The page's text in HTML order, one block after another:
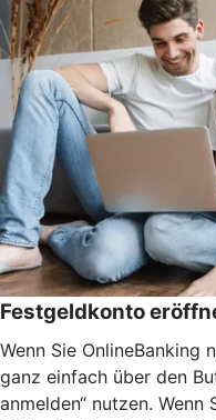
Festgeldkonto
Wenn Sie OnlineBanking
ganz einfach über den
anmelden“ nutzen. Wenn